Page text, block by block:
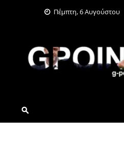
Πέμπτη, 6 Αυγούστου
G-